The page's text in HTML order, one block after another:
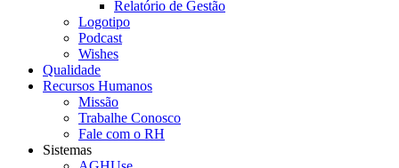
Relatório de Gestão
Logotipo
Podcast
Wishes
Qualidade
Recursos Humanos
Missão
Trabalhe Conosco
Fale com o RH
Sistemas